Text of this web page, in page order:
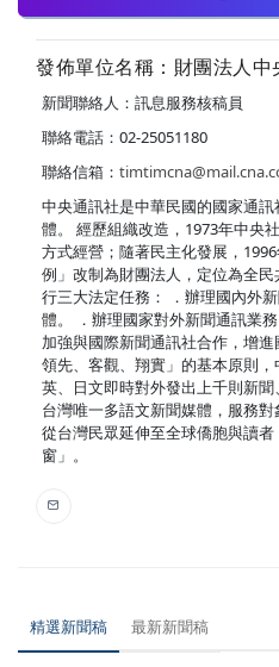
發佈單位名稱：財團法人中
新聞聯絡人：訊息服務核稿員
聯絡電話：02-25051180
聯絡信箱：
中央通訊社是中華民國的國家通
體。 經歷組織改造，1973年中央
方式經營；隨著民主化發展，
例」改制為財團法人，定位為全
行三大法定任務： ．辦理國內外
體。 ．辦理國家對外新聞通訊業
加強與國際新聞通訊社合作，增進
領先、客觀、翔實」的基本原則，
英、日文即時對外發出上千則新
台灣唯一多語文新聞媒體，服務
從台灣民眾延伸至全球僑胞與讀
窗」。
精選新聞稿 最新新聞稿